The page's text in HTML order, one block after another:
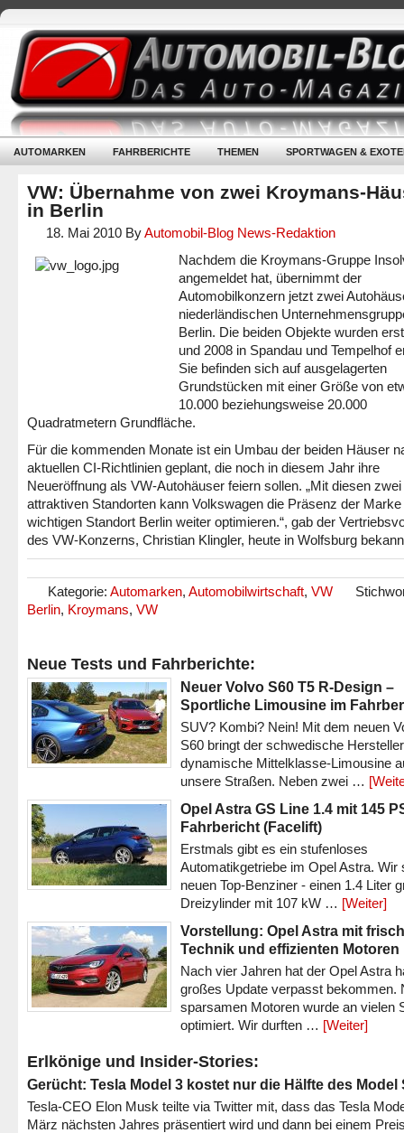
AUTOMARKEN FAHRBERICHTE THEMEN SPORTWAGEN &
VW: Übernahme von zwei Kroymans-
in Berlin
18. Mai 2010 ByAutomobil-Blog News-Redaktion
Nachdem die Kroymans-Gruppe
angemeldet hat, übernimmt der
Automobilkonzern jetzt zwei
niederländischen
Berlin. Die beiden Objekte wurden
und 2008 in Spandau und Tempelhof
Sie befinden sich auf ausgelagerten
Grundstücken mit einer Größe von
10.000 beziehungsweise 20.000
Quadratmetern Grundfläche.
Für die kommenden Monate ist ein Umbau der beiden Häuser
aktuellen CI-Richtlinien geplant, die noch in diesem Jahr ihre
Neueröffnung als VW-Autohäuser feiern sollen. „Mit diesen zwei
attraktiven Standorten kann Volkswagen die Präsenz der
wichtigen Standort Berlin weiter optimieren.“, gab der
des VW-Konzerns, Christian Klingler, heute in Wolfsburg
Kategorie: Automarken, Automobilwirtschaft, VW
Berlin, Kroymans, VW
Neue Tests und Fahrberichte:
Neuer Volvo S60 T5 R-Design –
Sportliche Limousine im
SUV? Kombi? Nein! Mit dem neuen
S60 bringt der schwedische
dynamische Mittelklasse-Limousine
unsere Straßen. Neben zwei …
Opel Astra GS Line 1.4 mit 145
Fahrbericht (Facelift)
Erstmals gibt es ein stufenloses
Automatikgetriebe im Opel Astra. Wir
neuen Top-Benziner - einen 1.4 Liter
Dreizylinder mit 107 kW … [Weiter]
Vorstellung: Opel Astra mit
Technik und effizienten Motoren
Nach vier Jahren hat der Opel Astra
großes Update verpasst bekommen.
sparsamen Motoren wurde an vielen
optimiert. Wir durften … [Weiter]
Erlkönige und Insider-Stories:
Gerücht: Tesla Model 3 kostet nur die Hälfte des Model
Tesla-CEO Elon Musk teilte via Twitter mit, dass das Tesla
März nächsten Jahres präsentiert wird und dann bei einem